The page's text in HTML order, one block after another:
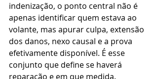
indenização, o ponto central não é
apenas identificar quem estava ao
volante, mas apurar culpa, extensão
dos danos, nexo causal e a prova
efetivamente disponível. É esse
conjunto que define se haverá
reparação e em que medida.